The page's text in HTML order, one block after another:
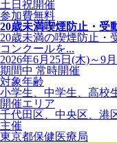
土日祝開催
参加費無料
20歳未満喫煙防止・受
20歳未満の喫煙防止・
コンクールを...
2026年6月25日(木)～9
期間中 常時開催
対象年齢
小学生、中学生、高校
開催エリア
千代田区、中央区、港
主催
東京都保健医療局